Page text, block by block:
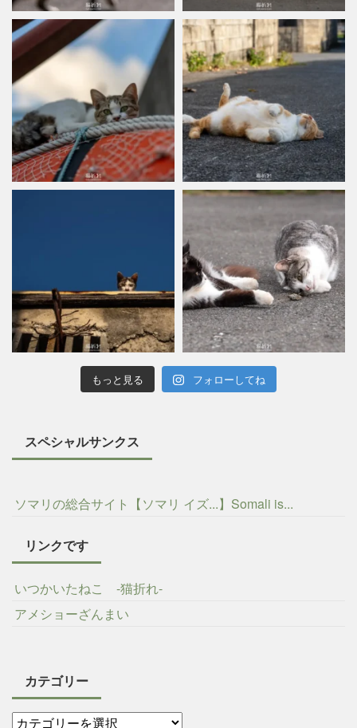
もっと見る フォローしてね
スペシャルサンクス
ソマリの総合サイト【ソマリ イズ...】Somali is...
リンクです
いつかいたねこ -猫折れ-
アメショーざんまい
カテゴリー